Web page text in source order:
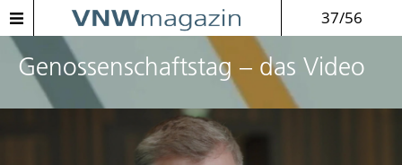
37/56
Genossenschaftstag – das Video